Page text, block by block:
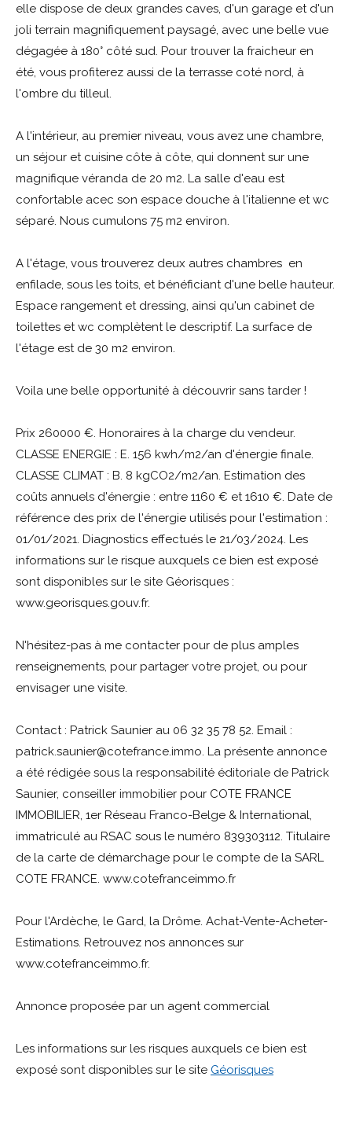
elle dispose de deux grandes caves, d'un garage et d'un
joli terrain magnifiquement paysagé, avec une belle vue
dégagée à 180° côté sud. Pour trouver la fraicheur en
été, vous profiterez aussi de la terrasse coté nord, à
l'ombre du tilleul.
A l'intérieur, au premier niveau, vous avez une chambre,
un séjour et cuisine côte à côte, qui donnent sur une
magnifique véranda de 20 m2. La salle d'eau est
confortable acec son espace douche à l'italienne et wc
séparé. Nous cumulons 75 m2 environ.
A l'étage, vous trouverez deux autres chambres en
enfilade, sous les toits, et bénéficiant d'une belle hauteur.
Espace rangement et dressing, ainsi qu'un cabinet de
toilettes et wc complètent le descriptif. La surface de
l'étage est de 30 m2 environ.
Voila une belle opportunité à découvrir sans tarder !
Prix 260000 €. Honoraires à la charge du vendeur.
CLASSE ENERGIE : E. 156 kwh/m2/an d'énergie finale.
CLASSE CLIMAT : B. 8 kgCO2/m2/an. Estimation des
coûts annuels d'énergie : entre 1160 € et 1610 €. Date de
référence des prix de l'énergie utilisés pour l'estimation :
01/01/2021. Diagnostics effectués le 21/03/2024. Les
informations sur le risque auxquels ce bien est exposé
sont disponibles sur le site Géorisques :
www.georisques.gouv.fr.
N'hésitez-pas à me contacter pour de plus amples
renseignements, pour partager votre projet, ou pour
envisager une visite.
Contact : Patrick Saunier au 06 32 35 78 52. Email :
patrick.saunier@cotefrance.immo. La présente annonce
a été rédigée sous la responsabilité éditoriale de Patrick
Saunier, conseiller immobilier pour COTE FRANCE
IMMOBILIER, 1er Réseau Franco-Belge & International,
immatriculé au RSAC sous le numéro 839303112. Titulaire
de la carte de démarchage pour le compte de la SARL
COTE FRANCE. www.cotefranceimmo.fr
Pour l'Ardèche, le Gard, la Drôme. Achat-Vente-Acheter-
Estimations. Retrouvez nos annonces sur
www.cotefranceimmo.fr.
Annonce proposée par un agent commercial
Les informations sur les risques auxquels ce bien est
exposé sont disponibles sur le site Géorisques